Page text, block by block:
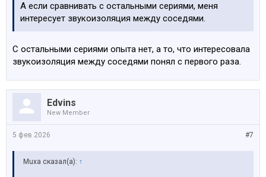
А если сравнивать с остальными сериями, меня
интересует звукоизоляция между соседями.
С остальными сериями опыта нет, а то, что интересовала
звукоизоляция между соседями понял с первого раза.
Edvins
New Member
#7
5 фев 2026
Muxa сказал(а): ↑